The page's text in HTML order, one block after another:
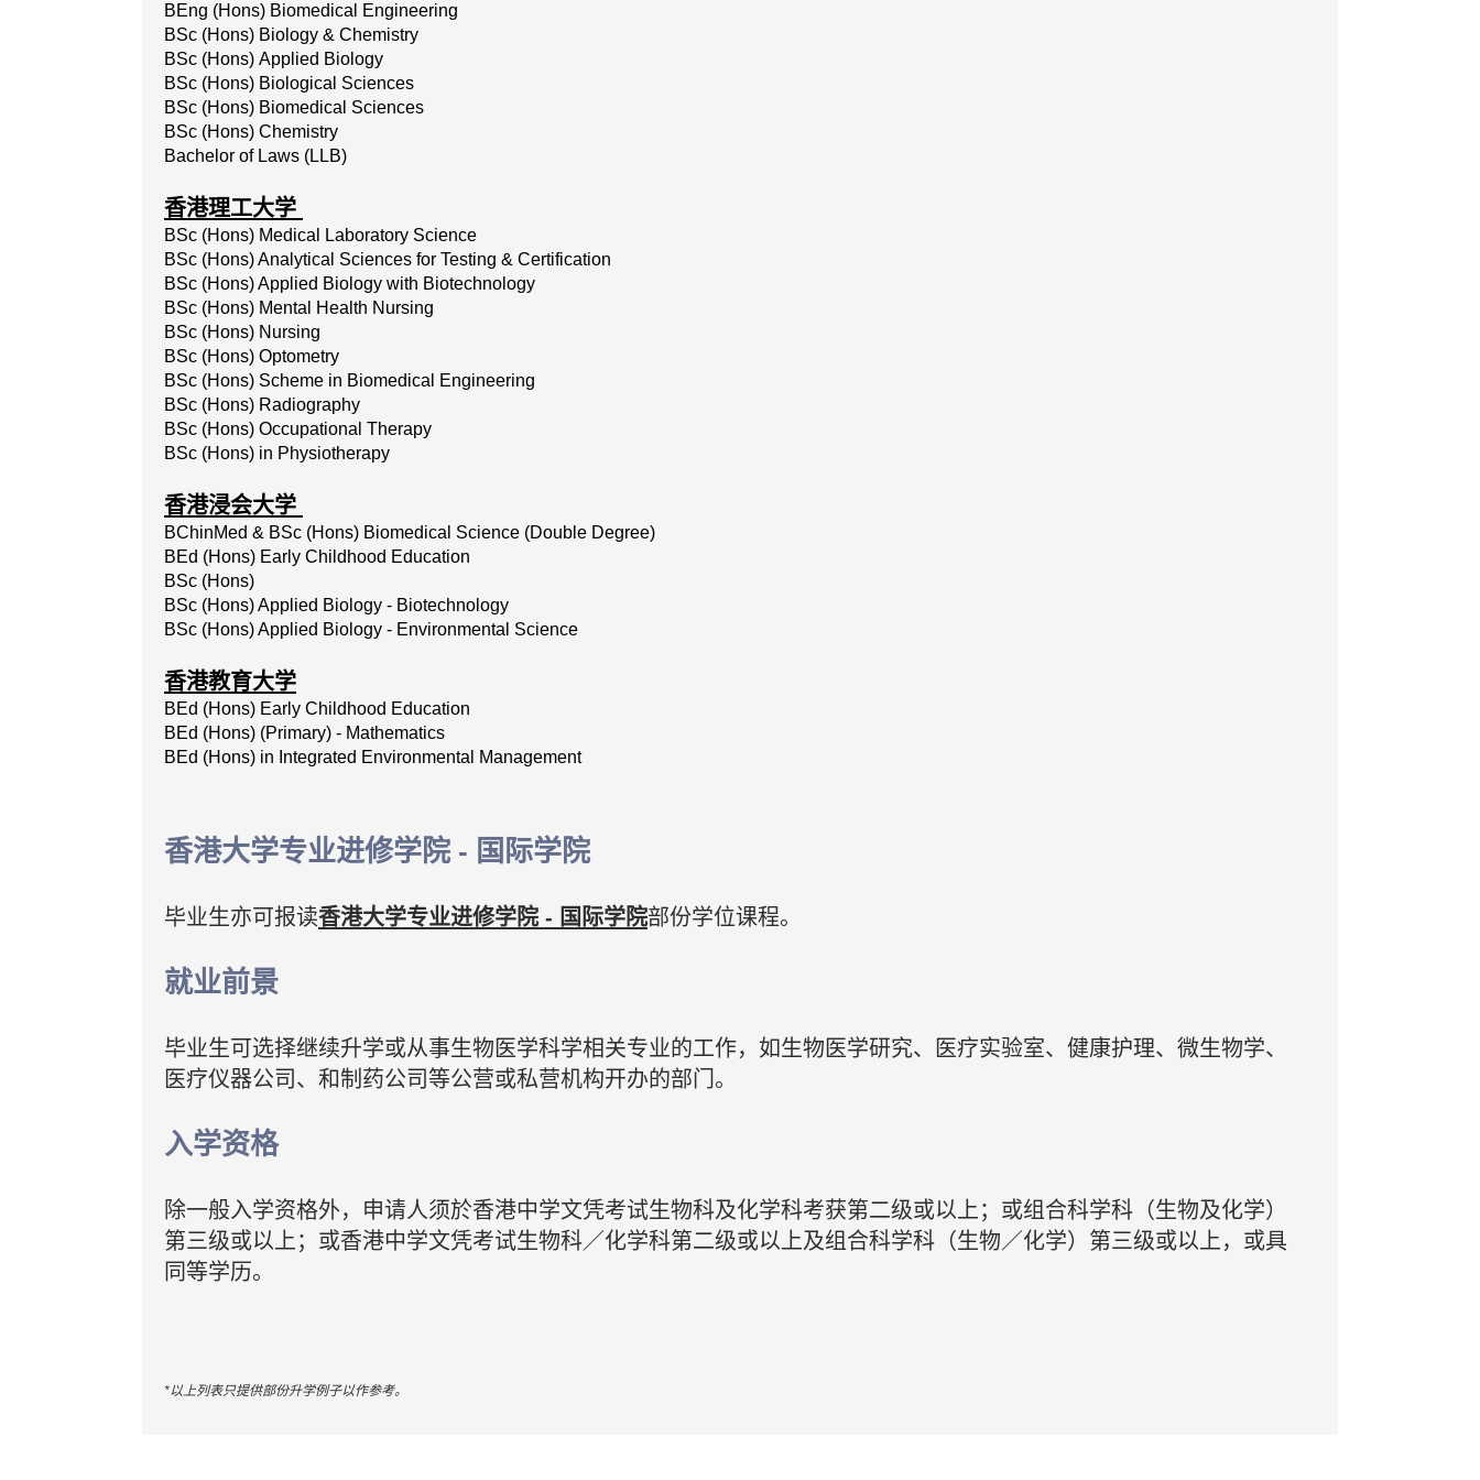
BEng (Hons) Biomedical Engineering
BSc (Hons) Biology & Chemistry
BSc (Hons) Applied Biology
BSc (Hons) Biological Sciences
BSc (Hons) Biomedical Sciences
BSc (Hons) Chemistry
Bachelor of Laws (LLB)
香港理工大学
BSc (Hons) Medical Laboratory Science
BSc (Hons) Analytical Sciences for Testing & Certification
BSc (Hons)Applied Biology with Biotechnology
BSc (Hons) Mental Health Nursing
BSc (Hons) Nursing
BSc (Hons) Optometry
BSc (Hons) Scheme in Biomedical Engineering
BSc (Hons) Radiography
BSc (Hons) Occupational Therapy
BSc (Hons) in Physiotherapy
香港浸会大学
BChinMed & BSc (Hons) Biomedical Science (Double Degree)
BEd (Hons) Early Childhood Education
BSc (Hons)
BSc (Hons)Applied Biology - Biotechnology
BSc (Hons) Applied Biology - Environmental Science
香港教育大学
BEd (Hons) Early Childhood Education
BEd (Hons) (Primary) - Mathematics
BEd (Hons) in Integrated Environmental Management
香港大学专业进修学院 - 国际学院
毕业生亦可报读香港大学专业进修学院 - 国际学院部份学位课程。
就业前景
毕业生可选择继续升学或从事生物医学科学相关专业的工作，如生物医学研究、医疗实验室、健康护理、微生物学、
医疗仪器公司、和制药公司等公营或私营机构开办的部门。
入学资格
除一般入学资格外，申请人须於香港中学文凭考试生物科及化学科考获第二级或以上；或组合科学科（生物及化学）
第三级或以上；或香港中学文凭考试生物科／化学科第二级或以上及组合科学科（生物／化学）第三级或以上，或具
同等学历。
*以上列表只提供部份升学例子以作参考。